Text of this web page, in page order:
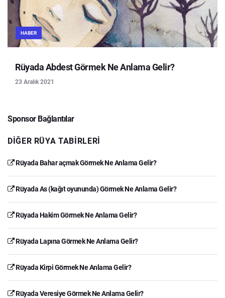
HABER
Rüyada Abdest Görmek Ne Anlama Gelir?
23 Aralık 2021
Sponsor Bağlantılar
DIĞER RÜYA TABIRLERI
Rüyada Bahar açmak Görmek Ne Anlama Gelir?
Rüyada As (kağıt oyununda) Görmek Ne Anlama Gelir?
Rüyada Hakim Görmek Ne Anlama Gelir?
Rüyada Lapına Görmek Ne Anlama Gelir?
Rüyada Kirpi Görmek Ne Anlama Gelir?
Rüyada Veresiye Görmek Ne Anlama Gelir?